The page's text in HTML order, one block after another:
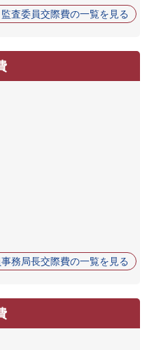
監査委員交際費の一覧を見る
務局長交際費の一覧を見る